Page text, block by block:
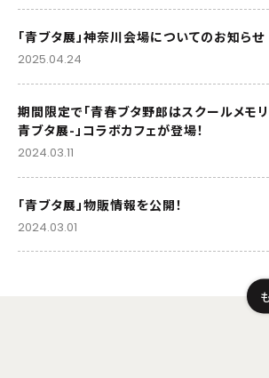
「青ブタ展」神奈川会場についてのお知らせ
2025.04.24
期間限定で「青春ブタ野郎はスクールメモ
青ブタ展-」コラボカフェが登場！
2024.03.11
「青ブタ展」物販情報を公開！
2024.03.01